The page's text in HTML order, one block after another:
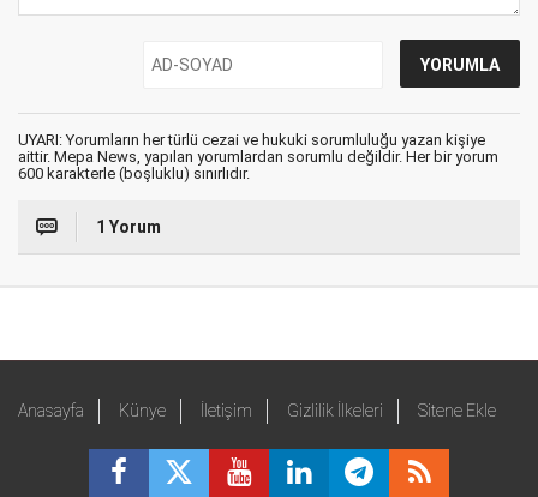
UYARI: Yorumların her türlü cezai ve hukuki sorumluluğu yazan kişiye
aittir. Mepa News, yapılan yorumlardan sorumlu değildir. Her bir yorum
600 karakterle (boşluklu) sınırlıdır.
1 Yorum
Anasayfa Künye İletişim Gizlilik İlkeleri Sitene Ekle